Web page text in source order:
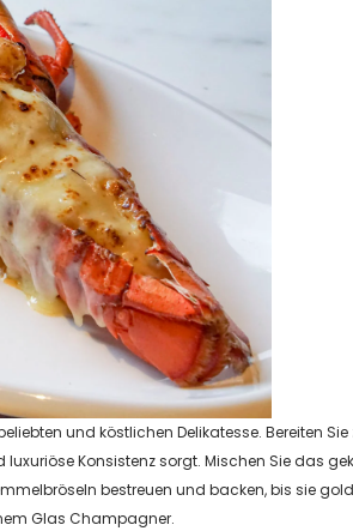
und köstlichen Delikatesse. Bereiten
luxuriöse Konsistenz sorgt. Mischen Sie das
bestreuen und backen, bis sie
Glas Champagner.